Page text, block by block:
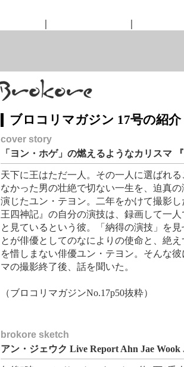
ブロコリマガジン 17号の紹介
cover story
「ヨン・ホゲ」の燃えるようなカリスマ
天下に王はただ一人。その一人に選ばれる
なかった男の壮絶で切ない一生を、迫真の
演じたユン・テヨン。二年をかけて撮影し
王四神記』の自分の演技は、録画して一人
と見ているという彼。「納得の演技」を見
とが俳優としてのなによりの使命と、絶え
を惜しまない俳優ユン・テヨン。そんな彼
マの撮影終了後、話を聞いた。
（ブロコリマガジンNo.17p50抜粋）
brokore sketch
アン・ジェウク Live Report Ahn Jae